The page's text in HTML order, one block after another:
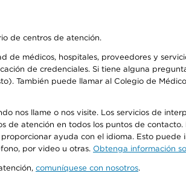
de centros de atención.
médicos, hospitales, proveedores y
de credenciales. Si tiene alguna
También puede llamar al Colegio de
nos llame o nos visite. Los servicios de
de atención en todos los puntos de
ayuda con el idioma. Esto
por video u otras. Obtenga información
comuníquese con nosotros.